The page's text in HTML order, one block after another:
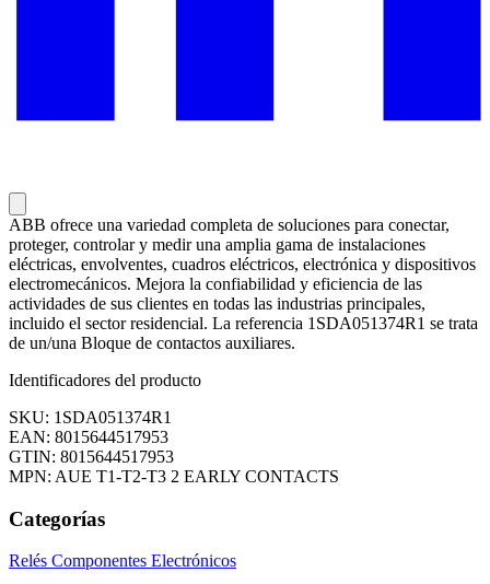
ABB ofrece una variedad completa de soluciones para conectar,
proteger, controlar y medir una amplia gama de instalaciones
eléctricas, envolventes, cuadros eléctricos, electrónica y dispositivos
electromecánicos. Mejora la confiabilidad y eficiencia de las
actividades de sus clientes en todas las industrias principales,
incluido el sector residencial. La referencia 1SDA051374R1 se trata
de un/una Bloque de contactos auxiliares.
Identificadores del producto
SKU: 1SDA051374R1
EAN: 8015644517953
GTIN: 8015644517953
MPN: AUE T1-T2-T3 2 EARLY CONTACTS
Categorías
Relés Componentes Electrónicos